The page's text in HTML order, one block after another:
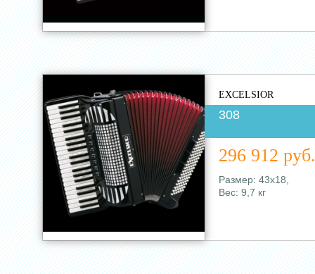
EXCELSIOR
308
296 912 руб.
Размер: 43х18,
Вес: 9,7 кг